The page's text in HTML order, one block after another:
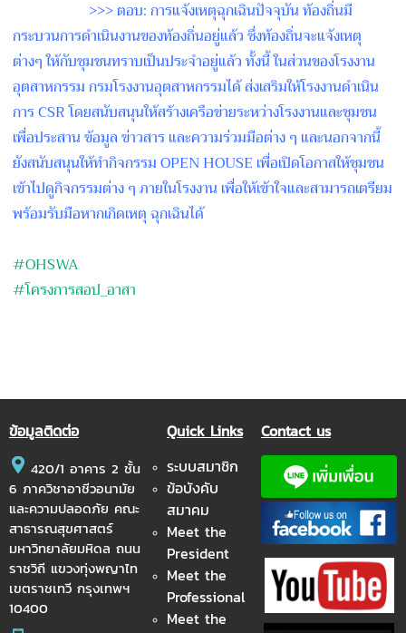
>>> ตอบ: การแจ้งเหตุฉุกเฉินปัจจุบันท้องถิ่นมี
กระบวนการดำเนินงานของท้องถิ่นอยู่แล้ว ซึ่งท้องถิ่นจะแจ้งเหตุ
ต่างๆ ให้กับชุมชนทราบเป็นประจำอยู่แล้ว ทั้งนี้ ในส่วนของโรงงาน
อุตสาหกรรม กรมโรงงานอุตสาหกรรมได้ ส่งเสริมให้โรงงานดำเนิน
การCSR โดยสนับสนุนให้สร้างเครือข่ายระหว่างโรงงานและชุมชน
เพื่อประสาน ข้อมูล ข่าวสาร และความร่วมมือต่าง ๆ และนอกจากนี้
ยังสนับสนุนให้ทำกิจกรรม OPEN HOUSE เพื่อเปิดโอกาสให้ชุมชน
เข้าไปดูกิจกรรมต่าง ๆ ภายในโรงงาน เพื่อให้เข้าใจและสามารถเตรียม
พร้อมรับมือหากเกิดเหตุ ฉุกเฉินได้
#OHSWA
#โครงการสอป_อาสา
ข้อมูลติดต่อ
420/1 อาคาร 2 ชั้น
6 ภาควิชาอาชีวอนามัย
และความปลอดภัย คณะ
สาธารณสุขศาสตร์
มหาวิทยาลัยมหิดล ถนน
ราชวิถี แขวงทุ่งพญาไท
เขตราชเทวี กรุงเทพฯ
10400
Quick Links
ระบบสมาชิก
ข้อบังคับ
สมาคม
Meet the
President
Meet the
Professional
Meet the
Contact us